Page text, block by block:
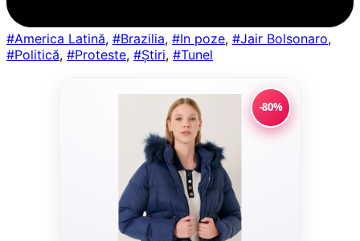
#America Latină, #Brazilia, #In poze, #Jair Bolsonaro,
#Politică, #Proteste, #Știri, #Tunel
-80%